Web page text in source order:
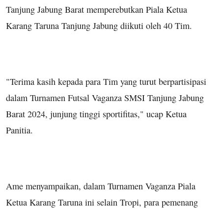
Tanjung Jabung Barat memperebutkan Piala Ketua
Karang Taruna Tanjung Jabung diikuti oleh 40 Tim.
"Terima kasih kepada para Tim yang turut berpartisipasi
dalam Turnamen Futsal Vaganza SMSI Tanjung Jabung
Barat 2024, junjung tinggi sportifitas," ucap Ketua
Panitia.
Ame menyampaikan, dalam Turnamen Vaganza Piala
Ketua Karang Taruna ini selain Tropi, para pemenang